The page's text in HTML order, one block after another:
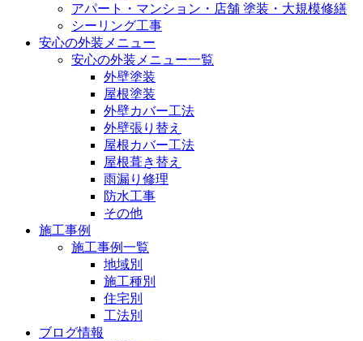
アパート・マンション・店舗 塗装・大規模修繕
シーリング工事
安心の外装メニュー
安心の外装メニュー一覧
外壁塗装
屋根塗装
外壁カバー工法
外壁張り替え
屋根カバー工法
屋根葺き替え
雨漏り修理
防水工事
その他
施工事例
施工事例一覧
地域別
施工種別
住宅別
工法別
ブログ情報